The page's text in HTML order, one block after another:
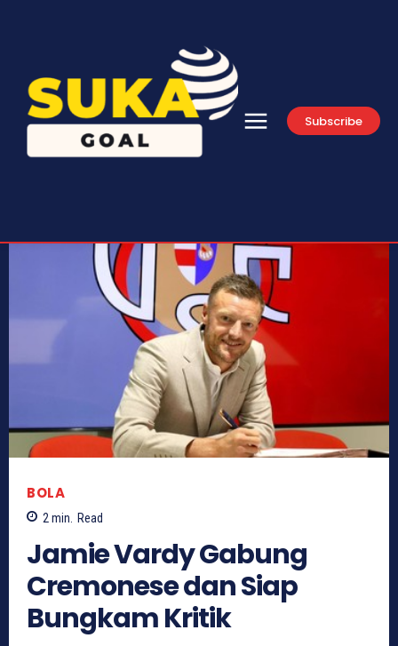
Subscribe
BOLA
2min. Read
Jamie Vardy Gabung
Cremonese dan Siap
Bungkam Kritik